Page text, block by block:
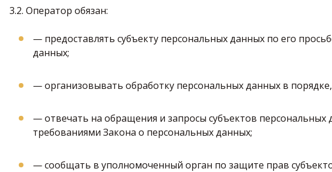
3.2. Оператор обязан:
— предоставлять субъекту персональных данных по его
данных;
— организовывать обработку персональных данных в
— отвечать на обращения и запросы субъектов персональных
требованиями Закона о персональных данных;
— сообщать в уполномоченный орган по защите прав